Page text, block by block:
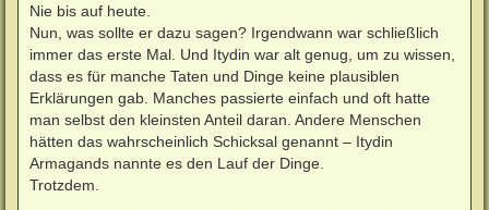
Nie bis auf heute.
Nun, was sollte er dazu sagen? Irgendwann war schließlich
immer das erste Mal. Und Itydin war alt genug, um zu wissen,
dass es für manche Taten und Dinge keine plausiblen
Erklärungen gab. Manches passierte einfach und oft hatte
man selbst den kleinsten Anteil daran. Andere Menschen
hätten das wahrscheinlich Schicksal genannt – Itydin
Armagands nannte es den Lauf der Dinge.
Trotzdem.